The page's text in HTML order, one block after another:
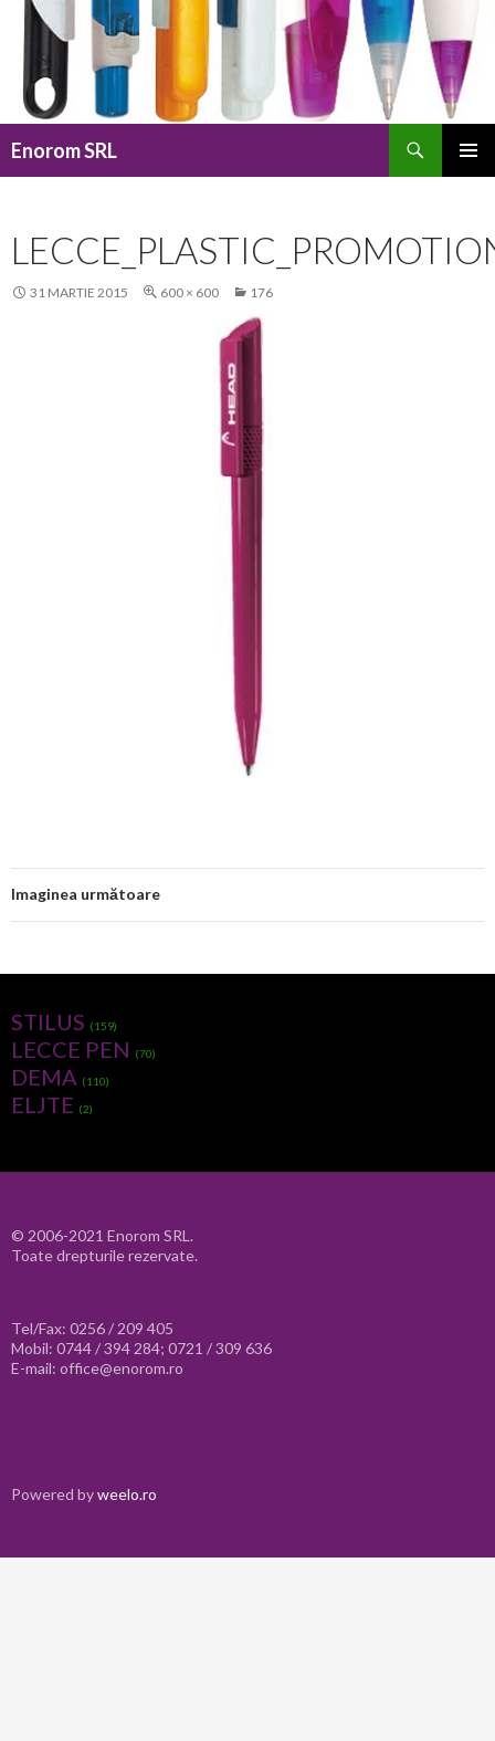
Enorom SRL
31 MARTIE 2015 600 × 600 176
Imaginea următoare
STILUS (159)
LECCE PEN (70)
DEMA (110)
ELJTE (2)
© 2006-2021 Enorom SRL.
Toate drepturile rezervate.
Tel/Fax: 0256 / 209 405
Mobil: 0744 / 394 284; 0721 / 309 636
E-mail: office@enorom.ro
Powered byweelo.ro